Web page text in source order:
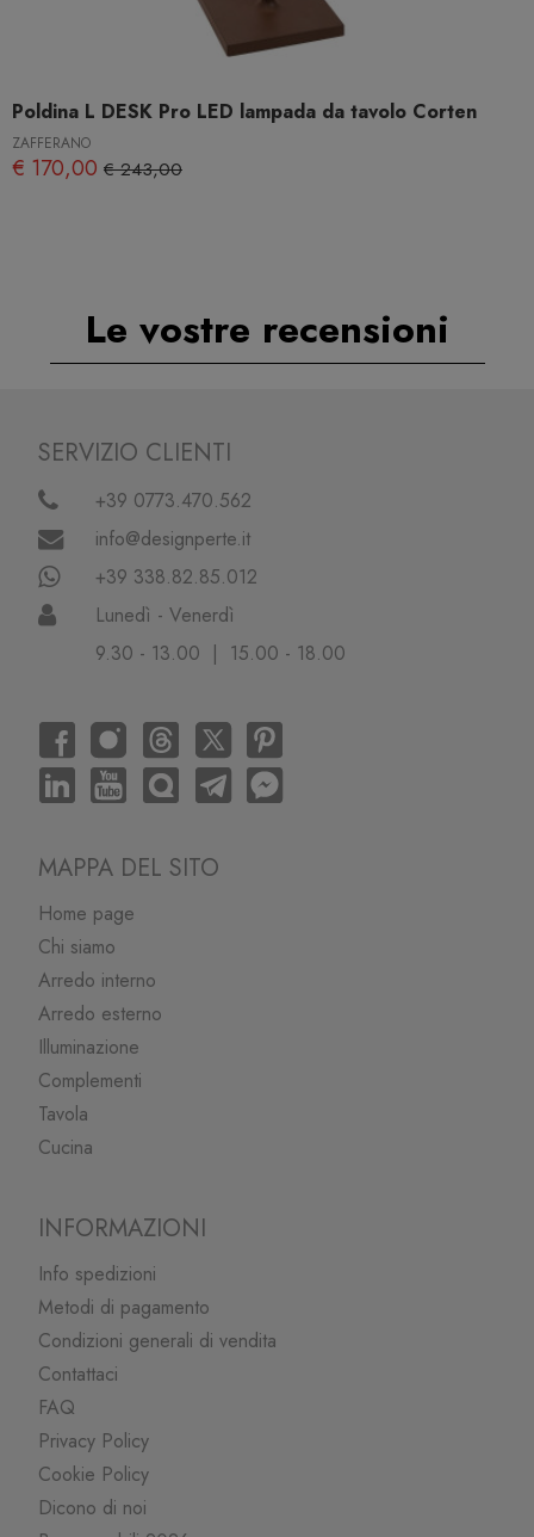
Poldina L DESK Pro LED lampada da tavolo Corten
ZAFFERANO
€ 170,00 € 243,00
Le vostre recensioni
SERVIZIO CLIENTI
+39 0773.470.562
info@designperte.it
+39 338.82.85.012
Lunedì - Venerdì
9.30 - 13.00 | 15.00 - 18.00
MAPPA DEL SITO
Home page
Chi siamo
Arredo interno
Arredo esterno
Illuminazione
Complementi
Tavola
Cucina
INFORMAZIONI
Info spedizioni
Metodi di pagamento
Condizioni generali di vendita
Contattaci
FAQ
Privacy Policy
Cookie Policy
Dicono di noi